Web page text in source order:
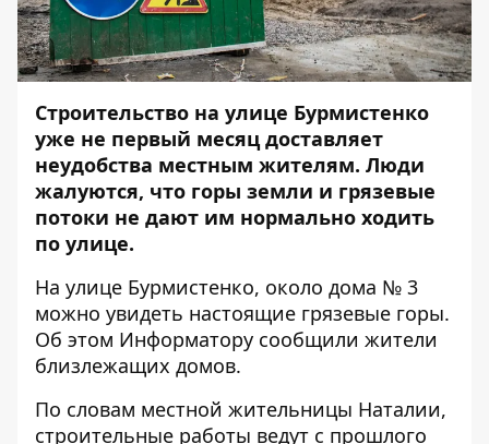
Строительство на улице Бурмистенко
уже не первый месяц доставляет
неудобства местным жителям. Люди
жалуются, что горы земли и грязевые
потоки не дают им нормально ходить
по улице.
На улице Бурмистенко, около дома № 3
можно увидеть настоящие грязевые горы.
Об этом Информатору сообщили жители
близлежащих домов.
По словам местной жительницы Наталии,
строительные работы ведут с прошлого